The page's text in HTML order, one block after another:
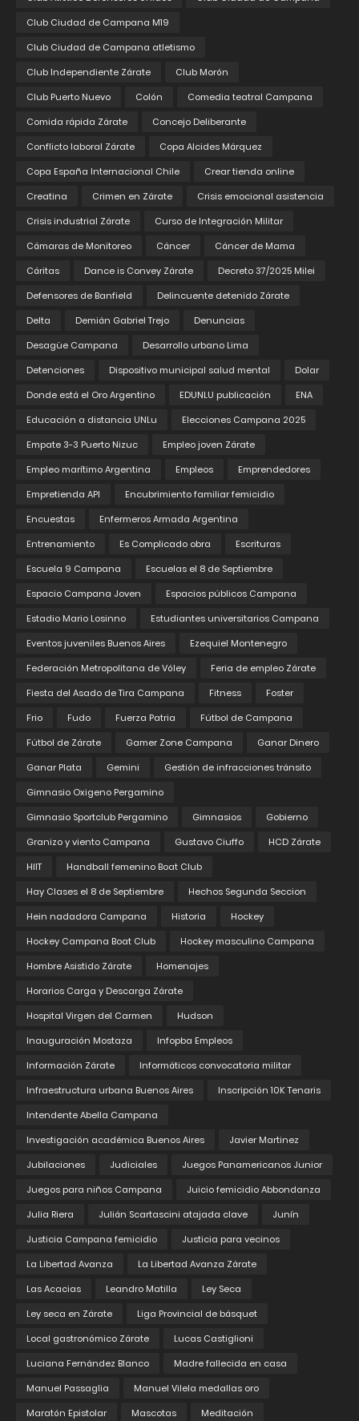
Club Ciudad de Campana M19
Club Ciudad de Campana atletismo
Club Independiente Zárate
Club Morón
Club Puerto Nuevo
Colón
Comedia teatral Campana
Comida rápida Zárate
Concejo Deliberante
Conflicto laboral Zárate
Copa Alcides Márquez
Copa España Internacional Chile
Crear tienda online
Creatina
Crimen en Zárate
Crisis emocional asistencia
Crisis industrial Zárate
Curso de Integración Militar
Cámaras de Monitoreo
Cáncer
Cáncer de Mama
Cáritas
Dance is Convey Zárate
Decreto 37/2025 Milei
Defensores de Banfield
Delincuente detenido Zárate
Delta
Demián Gabriel Trejo
Denuncias
Desagüe Campana
Desarrollo urbano Lima
Detenciones
Dispositivo municipal salud mental
Dolar
Donde está el Oro Argentino
EDUNLU publicación
ENA
Educación a distancia UNLu
Elecciones Campana 2025
Empate 3-3 Puerto Nizuc
Empleo joven Zárate
Empleo marítimo Argentina
Empleos
Emprendedores
Empretienda API
Encubrimiento familiar femicidio
Encuestas
Enfermeros Armada Argentina
Entrenamiento
Es Complicado obra
Escrituras
Escuela 9 Campana
Escuelas el 8 de Septiembre
Espacio Campana Joven
Espacios públicos Campana
Estadio Mario Losinno
Estudiantes universitarios Campana
Eventos juveniles Buenos Aires
Ezequiel Montenegro
Federación Metropolitana de Vóley
Feria de empleo Zárate
Fiesta del Asado de Tira Campana
Fitness
Foster
Frio
Fudo Fuerza Patria
Fútbol de Campana
Fútbol de Zárate
Gamer Zone Campana
Ganar Dinero
Ganar Plata
Gemini
Gestión de infracciones tránsito
Gimnasio Oxigeno Pergamino
Gimnasio Sportclub Pergamino
Gimnasios
Gobierno
Granizo y viento Campana
Gustavo Ciuffo
HCD Zárate
HIIT
Handball femenino Boat Club
Hay Clases el 8 de Septiembre
Hechos Segunda Seccion
Hein nadadora Campana
Historia
Hockey
Hockey Campana Boat Club
Hockey masculino Campana
Hombre Asistido Zárate
Homenajes
Horarios Carga y Descarga Zárate
Hospital Virgen del Carmen
Hudson
Inauguración Mostaza
Infopba Empleos
Información Zárate
Informáticos convocatoria militar
Infraestructura urbana Buenos Aires
Inscripción 10K Tenaris
Intendente Abella Campana
Investigación académica Buenos Aires
Javier Martinez
Jubilaciones
Judiciales
Juegos Panamericanos Junior
Juegos para niños Campana
Juicio femicidio Abbondanza
Julia Riera
Julián Scartascini atajada clave
Junín
Justicia Campana femicidio
Justicia para vecinos
La Libertad Avanza
La Libertad Avanza Zárate
Las Acacias
Leandro Matilla
Ley Seca
Ley seca en Zárate
Liga Provincial de básquet
Local gastronómico Zárate
Lucas Castiglioni
Luciana Fernández Blanco
Madre fallecida en casa
Manuel Passaglia
Manuel Vilela medallas oro
Maratón Epistolar
Mascotas
Meditación